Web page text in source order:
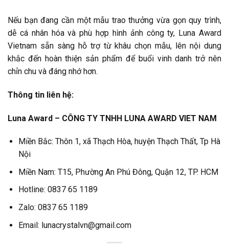
Nếu bạn đang cần một mẫu trao thưởng vừa gọn quy trình,
dễ cá nhân hóa và phù hợp hình ảnh công ty, Luna Award
Vietnam sẵn sàng hỗ trợ từ khâu chọn mẫu, lên nội dung
khắc đến hoàn thiện sản phẩm để buổi vinh danh trở nên
chỉn chu và đáng nhớ hơn.
Thông tin liên hệ:
Luna Award – CÔNG TY TNHH LUNA AWARD VIET NAM
Miền Bắc: Thôn 1, xã Thạch Hòa, huyện Thạch Thất, Tp Hà
Nội
Miền Nam: T15, Phường An Phú Đông, Quận 12, TP. HCM
Hotline: 0837 65 1189
Zalo: 0837 65 1189
Email: lunacrystalvn@gmail.com